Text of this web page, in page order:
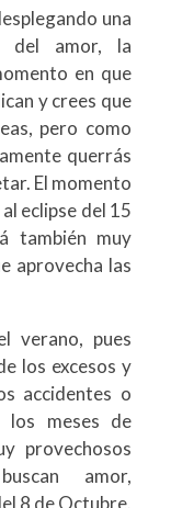
una
del amor, la
en que
y crees que
pero como
querrás
El momento
eclipse del 15
también muy
aprovecha las
verano, pues
los excesos y
accidentes o
los meses de
provechosos
amor,
8 de Octubre.